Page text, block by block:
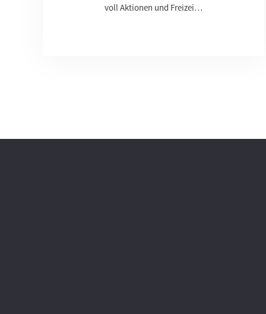
voll Aktionen und Freizei…